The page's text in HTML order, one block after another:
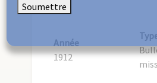
Année
1912
Soumettre